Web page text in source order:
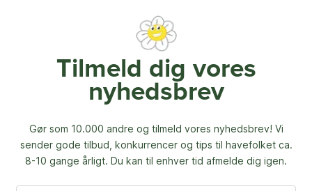
Tilmeld dig vores
nyhedsbrev
Gør som 10.000 andre og tilmeld vores nyhedsbrev! Vi
sender gode tilbud, konkurrencer og tips til havefolket ca.
8-10 gange årligt. Du kan til enhver tid afmelde dig igen.